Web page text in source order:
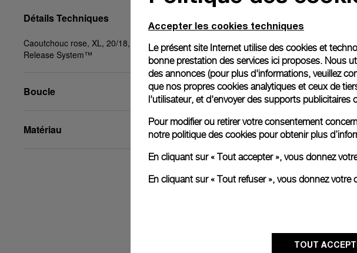
Détails Techniques
Caoutchouc rose, XL, 20/18, BA, PAM Click
Release System™
Boucle
Matériau
Accepter les cookies techniques
Le présent site Internet utilise des cookies et
bonne prestation des services ici proposes. Nous
des annonces (pour plus d'informations, veuillez
que nos propres cookies analytiques et ceux de
l'utilisateur, et d'envoyer des supports publicitaires
Pour modifier ou retirer votre consentement
notre politique des cookies pour obtenir plus
En cliquant sur « Tout accepter », vous donnez
En cliquant sur « Tout refuser », vous donnez
TOUT